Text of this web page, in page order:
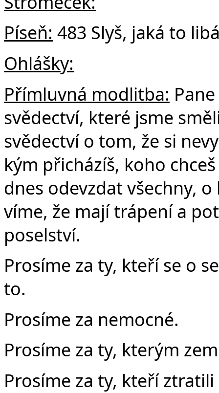
Píseň: 483 Slyš, jaká to
Ohlášky:
Přímluvná modlitba:
svědectví, které jsme
svědectví o tom, že si
kým přicházíš, koho
dnes odevzdat všechny,
víme, že mají trápení a
poselství.
Prosíme za ty, kteří se o
to.
Prosíme za nemocné.
Prosíme za ty, kterým
Prosíme za ty, kteří